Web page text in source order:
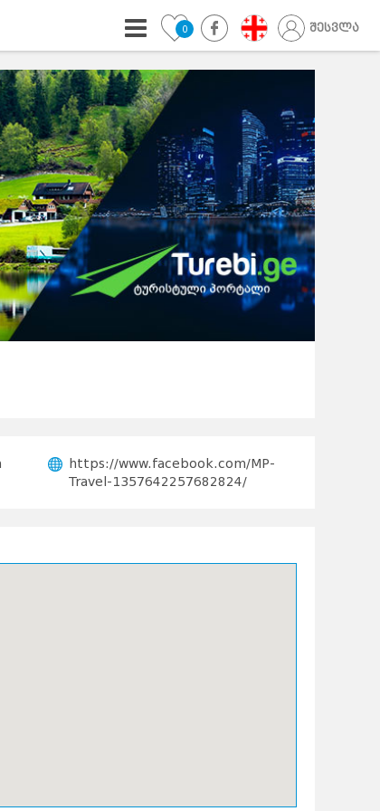
0 შესვლა
https://www.facebook.com/MP-
Travel-1357642257682824/